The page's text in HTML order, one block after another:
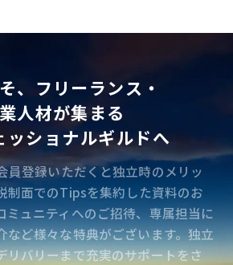
、フリーランス・
人材が集まる
ッショナルギルドへ
登録いただくと独立時のメリッ
制面でのTipsを集約した資料のお
ミュニティへのご招待、専属担当に
など様々な特典がございます。独立
リバリーまで充実のサポートをさ